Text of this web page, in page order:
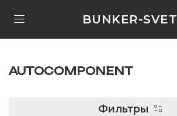
BUNKER-SVET
AUTOCOMPONENT
Фильтры